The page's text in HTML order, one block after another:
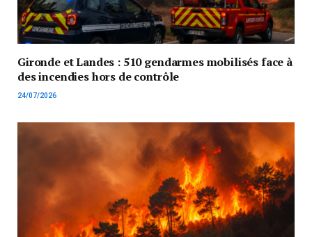
Gironde et Landes : 510 gendarmes mobilisés face à
des incendies hors de contrôle
24/07/2026